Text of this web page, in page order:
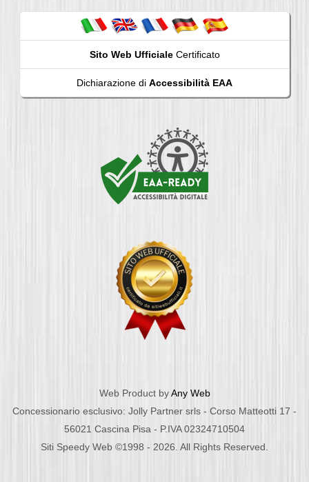
Sito Web UfficialeCertificato
Dichiarazione di Accessibilità EAA
Web Product byAny Web
Concessionario esclusivo: Jolly Partner srls - Corso Matteotti 17 -
56021 Cascina Pisa - P.IVA 02324710504
Siti Speedy Web ©1998 - 2026. All Rights Reserved.